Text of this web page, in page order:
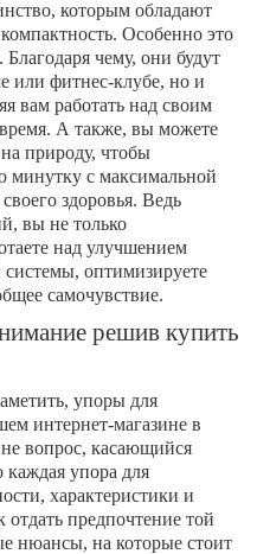
которым обладают
Особенно это
чему, они будут
или фитнес-клубе, но и
вам работать над своим
А также, вы можете
природу, чтобы
минутку с максимальной
здоровья. Ведь
вы не только
над улучшением
системы, оптимизируете
самочувствие.
решив купить
упоры для
интернет-магазине в
вопрос, касающийся
каждая упора для
характеристики и
предпочтение той
нюансы, на которые стоит